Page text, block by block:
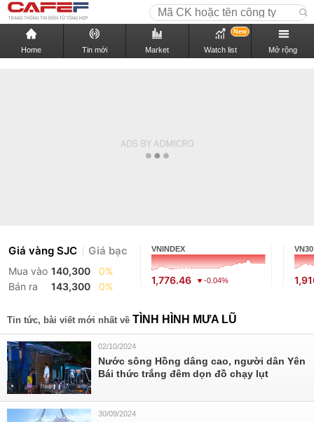
Home Tin mới Market Watch list
New
Mở rộng
Giá vàng SJC Giá bạc
Mua vào 140,300
0%
Bán ra
143,300 0%
VNINDEX
1,776.46 -0.04%
VN30
Tin tức, bài viết mới nhất về TÌNH HÌNH MƯA LŨ
02/10/2024
Nước sông Hồng dâng cao, người dân Yên
Bái thức trắng đêm dọn đồ chạy lụt
30/09/2024